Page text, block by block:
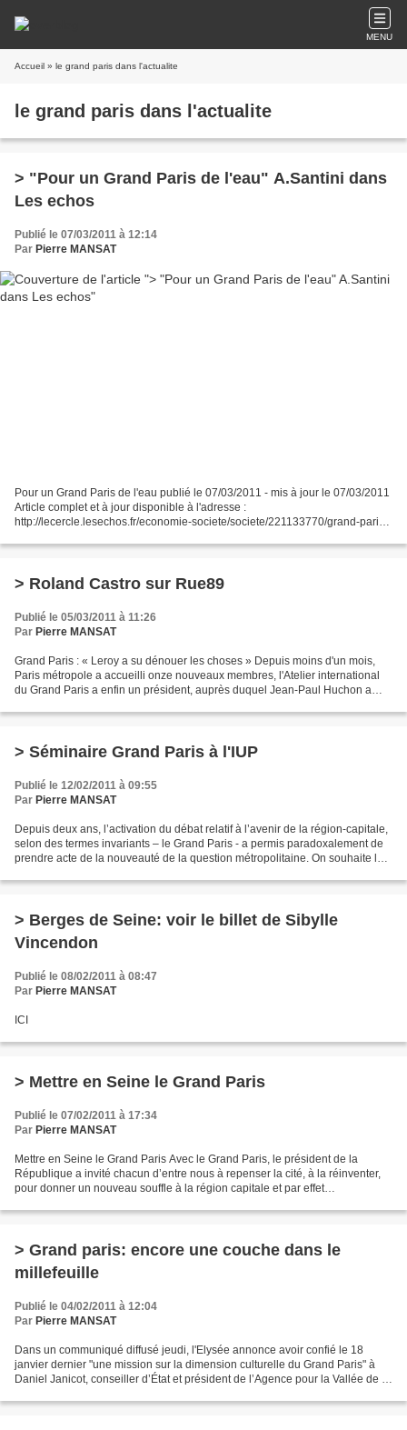
MENU
Accueil » le grand paris dans l'actualite
le grand paris dans l'actualite
> "Pour un Grand Paris de l'eau" A.Santini dans
Les echos
Publié le 07/03/2011 à 12:14
Par Pierre MANSAT
Pour un Grand Paris de l'eau publié le 07/03/2011 - mis à jour le 07/03/2011
Article complet et à jour disponible à l'adresse :
http://lecercle.lesechos.fr/economie-societe/societe/221133770/grand-paris-
> Roland Castro sur Rue89
Publié le 05/03/2011 à 11:26
Par Pierre MANSAT
Grand Paris : « Leroy a su dénouer les choses » Depuis moins d'un mois,
Paris métropole a accueilli onze nouveaux membres, l'Atelier international
du Grand Paris a enfin un président, auprès duquel Jean-Paul Huchon a
> Séminaire Grand Paris à l'IUP
Publié le 12/02/2011 à 09:55
Par Pierre MANSAT
Depuis deux ans, l’activation du débat relatif à l’avenir de la région-capitale,
selon des termes invariants – le Grand Paris - a permis paradoxalement de
prendre acte de la nouveauté de la question métropolitaine. On souhaite lors
> Berges de Seine: voir le billet de Sibylle
Vincendon
Publié le 08/02/2011 à 08:47
Par Pierre MANSAT
ICI
> Mettre en Seine le Grand Paris
Publié le 07/02/2011 à 17:34
Par Pierre MANSAT
Mettre en Seine le Grand Paris Avec le Grand Paris, le président de la
République a invité chacun d’entre nous à repenser la cité, à la réinventer,
pour donner un nouveau souffle à la région capitale et par effet
> Grand paris: encore une couche dans le
millefeuille
Publié le 04/02/2011 à 12:04
Par Pierre MANSAT
Dans un communiqué diffusé jeudi, l'Elysée annonce avoir confié le 18
janvier dernier "une mission sur la dimension culturelle du Grand Paris" à
Daniel Janicot, conseiller d’État et président de l’Agence pour la Vallée de la